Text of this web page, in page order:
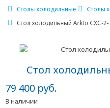
Столы холодильные
Столы
Стол холодильный Arkto СХС-2-
Стол
79 400 руб.
В наличии